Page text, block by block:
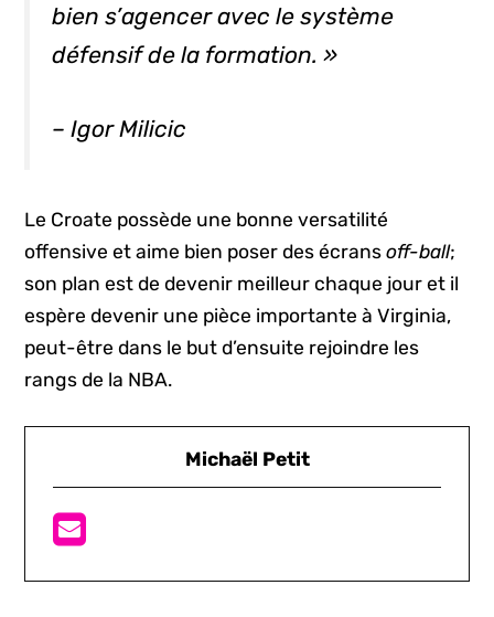
bien s’agencer avec le système
défensif de la formation. »
– Igor Milicic
Le Croate possède une bonne versatilité
offensive et aime bien poser des écransoff-ball;
son plan est de devenir meilleur chaque jour et il
espère devenir une pièce importante à Virginia,
peut-être dans le but d’ensuite rejoindre les
rangs de la NBA.
Michaël Petit